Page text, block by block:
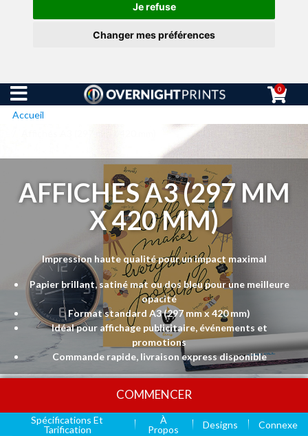
Je refuse
Changer mes préférences
0
Accueil
AFFICHES A3 (297 MM
X 420 MM)
Impression haute qualité pour un impact maximal
Papier brillant, satiné mat ou dos bleu pour une meilleure
opacité
Format standard A3 (297 mm x 420 mm)
Idéal pour affichage publicitaire, événements et
promotions
Commande rapide, livraison express disponible
COMMENCER
Spécifications Et
Tarification
À
Propos
Designs Connexe